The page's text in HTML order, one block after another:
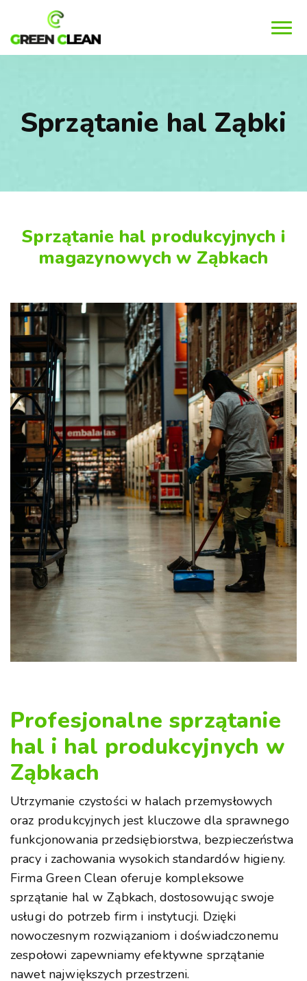
Sprzątanie hal Ząbki
Sprzątanie hal produkcyjnych i
magazynowych w Ząbkach
Profesjonalne sprzątanie
hal i hal produkcyjnych w
Ząbkach
Utrzymanie czystości w halach przemysłowych
oraz produkcyjnych jest kluczowe dla sprawnego
funkcjonowania przedsiębiorstwa, bezpieczeństwa
pracy i zachowania wysokich standardów higieny.
Firma Green Clean oferuje kompleksowe
sprzątanie hal w Ząbkach, dostosowując swoje
usługi do potrzeb firm i instytucji. Dzięki
nowoczesnym rozwiązaniom i doświadczonemu
zespołowi zapewniamy efektywne sprzątanie
nawet największych przestrzeni.